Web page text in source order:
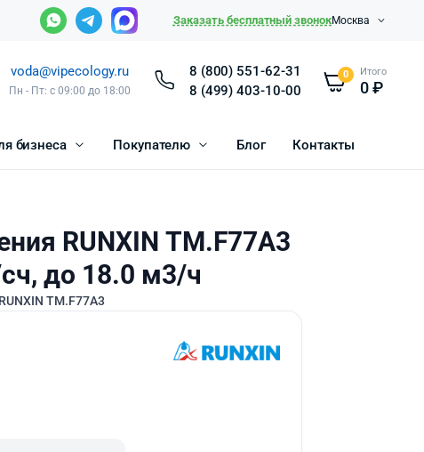
Заказать бесплатный звонокМосква
voda@vipecology.ru
Пн - Пт: с 09:00 до 18:00
8 (800) 551-62-31
8 (499) 403-10-00
0 Итого
0₽
бизнеса Покупателю Блог Контакты
RUNXIN ТМ.F77A3
до 18.0 м3/ч
RUNXIN ТМ.F77A3